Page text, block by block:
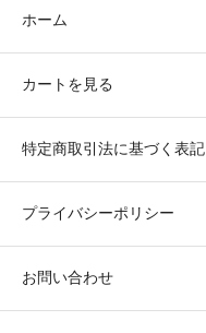
ホーム
カートを見る
特定商取引法に基づく表記
プライバシーポリシー
お問い合わせ